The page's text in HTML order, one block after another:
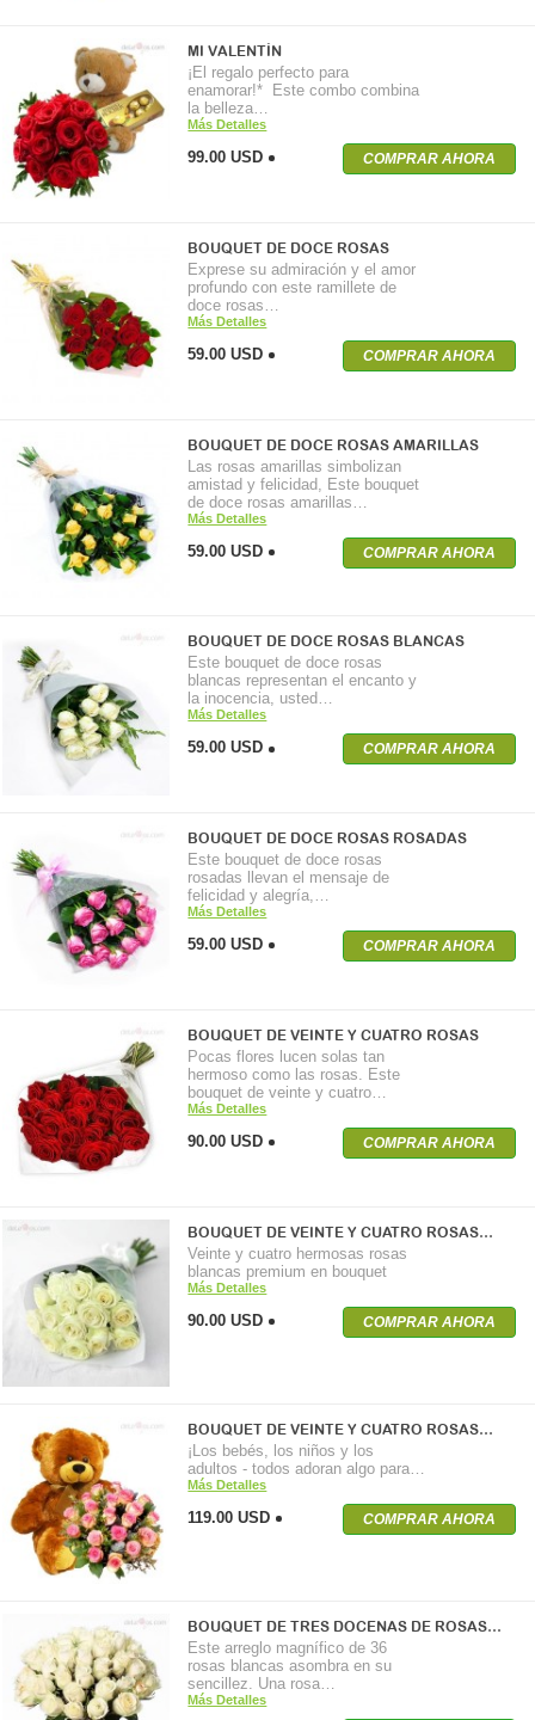
MI VALENTÍN
¡El regalo perfecto para
enamorar!* Este combo combina
la belleza…
Más Detalles
99.00 USD COMPRAR AHORA
BOUQUET DE DOCE ROSAS
Exprese su admiración y el amor
profundo con este ramillete de
doce rosas…
Más Detalles
59.00 USD COMPRAR AHORA
BOUQUET DE DOCE ROSAS AMARILLAS
Las rosas amarillas simbolizan
amistad y felicidad, Este bouquet
de doce rosas amarillas…
Más Detalles
59.00 USD COMPRAR AHORA
BOUQUET DE DOCE ROSAS BLANCAS
Este bouquet de doce rosas
blancas representan el encanto y
la inocencia, usted…
Más Detalles
59.00 USD COMPRAR AHORA
BOUQUET DE DOCE ROSAS ROSADAS
Este bouquet de doce rosas
rosadas llevan el mensaje de
felicidad y alegría,…
Más Detalles
59.00 USD COMPRAR AHORA
BOUQUET DE VEINTE Y CUATRO ROSAS
Pocas flores lucen solas tan
hermoso como las rosas. Este
bouquet de veinte y cuatro…
Más Detalles
90.00 USD COMPRAR AHORA
BOUQUET DE VEINTE Y CUATRO ROSAS…
Veinte y cuatro hermosas rosas
blancas premium en bouquet
Más Detalles
90.00 USD COMPRAR AHORA
BOUQUET DE VEINTE Y CUATRO ROSAS…
¡Los bebés, los niños y los
adultos - todos adoran algo para…
Más Detalles
119.00 USD COMPRAR AHORA
BOUQUET DE TRES DOCENAS DE ROSAS…
Este arreglo magnífico de 36
rosas blancas asombra en su
sencillez. Una rosa…
Más Detalles